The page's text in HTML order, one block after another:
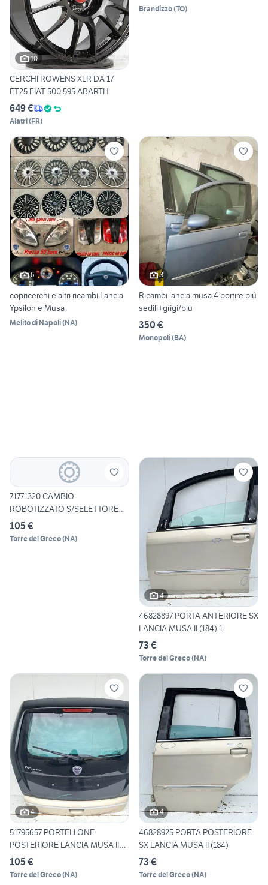
10
CERCHI ROWENS XLR DA 17
ET25 FIAT 500 595 ABARTH
649 €
Alatri(FR)
Brandizzo(TO)
6
copricerchi e altri ricambi Lancia
Ypsilon e Musa
Melito di Napoli(NA)
3
Ricambi lancia musa:4 portire più
sedili+grigi/blu
350 €
Monopoli(BA)
71771320 CAMBIO
ROBOTIZZATO S/SELETTORE
S/ATTUATOR
105 €
Torre del Greco(NA)
4
46828897 PORTA ANTERIORE SX
LANCIA MUSA II (184) 1
73 €
Torre del Greco(NA)
4
51795657 PORTELLONE
POSTERIORE LANCIA MUSA II
(184
105 €
Torre del Greco(NA)
4
46828925 PORTA POSTERIORE
SX LANCIA MUSA II (184)
73 €
Torre del Greco(NA)